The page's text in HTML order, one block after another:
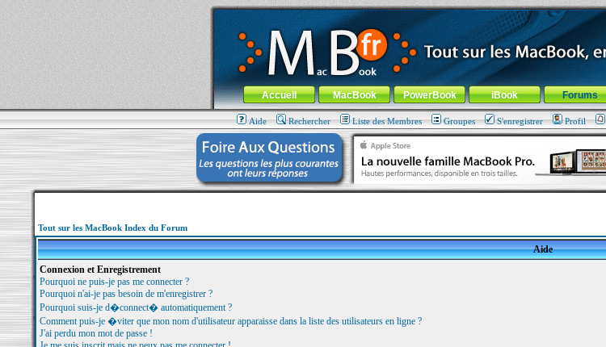
MacBook-fr.com : 100% Apple... 100% nomade !
Aller au contenu-Aller au menu général-Aller au menu de la rubrique
Menu général
Accueil MacBook PowerBook iBook Forums
Aide Rechercher Liste des Membres Groupes S'enregistrer Profil
Tout sur les MacBook Index du Forum
Aide
Connexion et Enregistrement
Pourquoi ne puis-je pas me connecter ?
Pourquoi n'ai-je pas besoin de m'enregistrer ?
Pourquoi suis-je d�connect� automatiquement ?
Comment puis-je �viter que mon nom d'utilisateur apparaisse dans la liste des utilisateurs en ligne ?
J'ai perdu mon mot de passe !